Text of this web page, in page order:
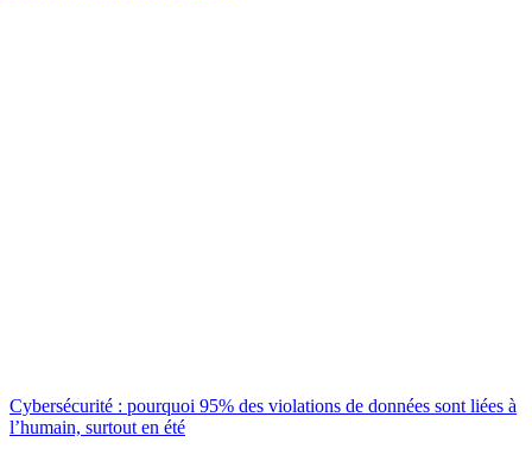
Cybersécurité : pourquoi 95% des violations de données sont liées à
l’humain, surtout en été